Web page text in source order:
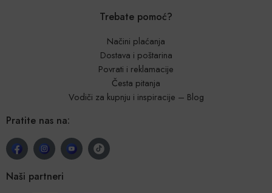
Trebate pomoć?
Načini plaćanja
Dostava i poštarina
Povrati i reklamacije
Česta pitanja
Vodiči za kupnju i inspiracije – Blog
Pratite nas na:
Naši partneri